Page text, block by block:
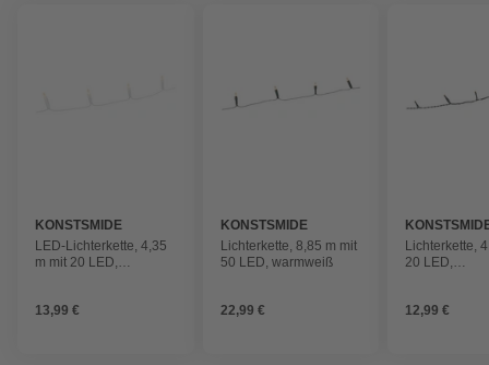
KONSTSMIDE
LED-Lichterkette, 4,35
m mit 20 LED,
13,99 €
KONSTSMIDE
Lichterkette, 8,85 m mit
50 LED, warmweiß
22,99 €
Lichterkette,
20 LED,
12,99 €